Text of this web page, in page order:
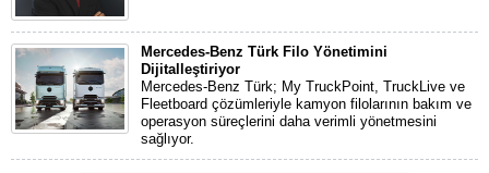
Mercedes-Benz Türk Filo Yönetimini
Dijitalleştiriyor
Mercedes-Benz Türk; My TruckPoint, TruckLive ve
Fleetboard çözümleriyle kamyon filolarının bakım ve
operasyon süreçlerini daha verimli yönetmesini
sağlıyor.